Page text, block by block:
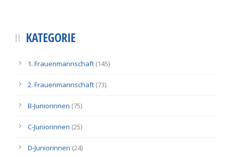
KATEGORIE
1. Frauenmannschaft (145)
2. Frauenmannschaft (73)
B-Juniorinnen (75)
C-Juniorinnen (25)
D-Juniorinnen (24)